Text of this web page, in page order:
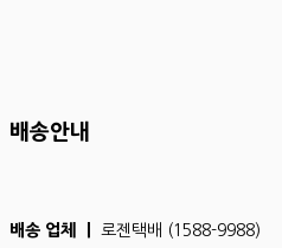
배송안내
배송 업체 ㅣ 로젠택배 (1588-9988)